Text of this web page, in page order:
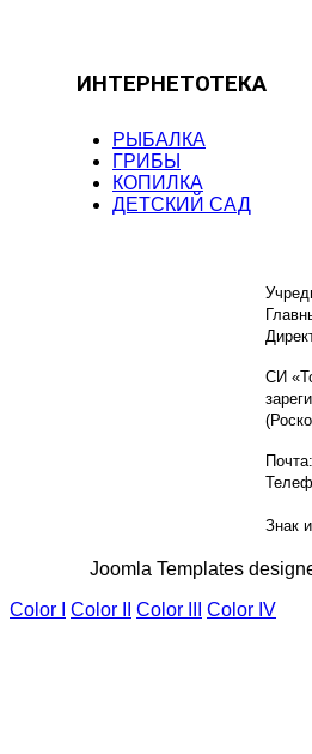
ИНТЕРНЕТОТЕКА
РЫБАЛКА
ГРИБЫ
КОПИЛКА
ДЕТСКИЙ САД
СИ
Знак
Joomla Templates
Color I
Color II Color III Color IV